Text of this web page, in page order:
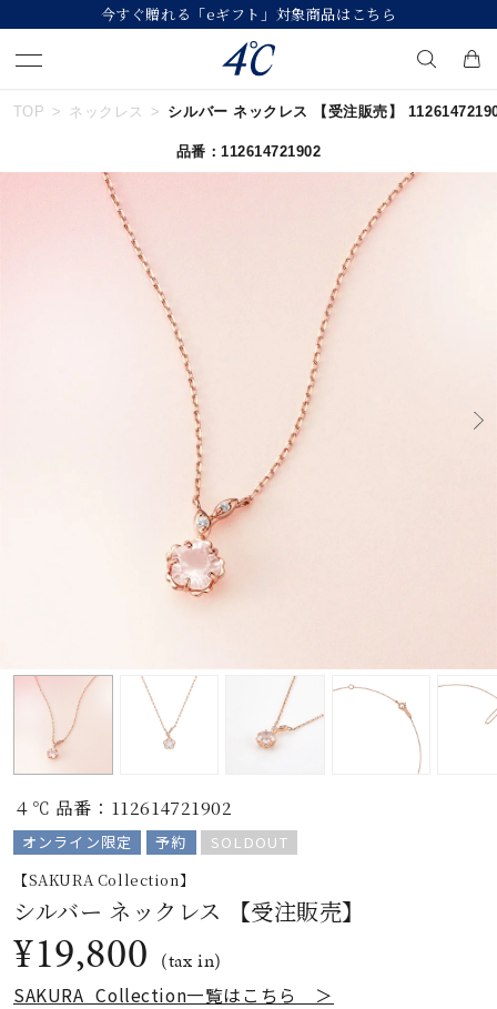
今すぐ贈れる「eギフト」対象商品はこちら
キーワードで検索する
人気検索キーワード
#ハーフエタニティリング #エタニティ
#ダイヤモンド ネックレス
誕生石
モチーフ
石の色
ファッションテイス
ト
着用シーン
TOP ネックレス シルバー ネックレス 【受注販売】
品番：112614721902
４℃ 品番：112614721902
オンライン限定 予約
SOLDOUT
【SAKURA Collection】
シルバー ネックレス 【受注販売】
¥19,800 (tax in)
SAKURA Collection一覧はこちら ＞